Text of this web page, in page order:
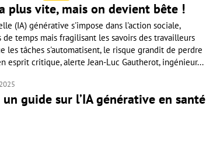
plus vite, mais on devient bête !
(IA) générative s'impose dans l'action sociale,
temps mais fragilisant les savoirs des travailleurs
les tâches s'automatisent, le risque grandit de perdre
esprit critique, alerte Jean-Luc Gautherot, ingénieur...
guide sur l’IA générative en santé